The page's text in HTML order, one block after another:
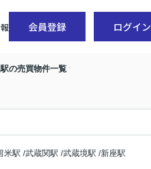
会員登録 ログイン
の売買物件一覧
米駅 /武蔵関駅 /武蔵境駅 /新座駅